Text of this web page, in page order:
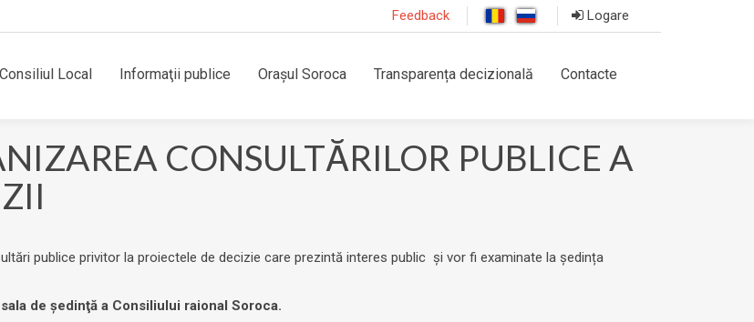
Feedback Logare
Consiliul Local Informaţii publice Orașul Soroca Transparența decizională Contacte
CONSULTĂRILOR PUBLICE A
publice privitor la proiectele de decizie care prezintă interes public și vor fi examinate la ședința
de şedinţă a Consiliului raional Soroca.